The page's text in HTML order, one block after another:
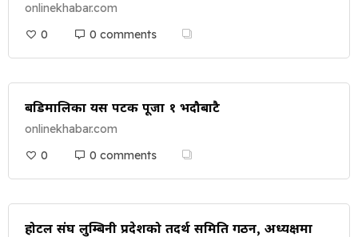
onlinekhabar.com
0
0 comments
बडिमालिका यस पटक पूजा १ भदौबाटै
onlinekhabar.com
0
0 comments
होटल संघ लुम्बिनी प्रदेशको तदर्थ समिति गठन, अध्यक्षमा